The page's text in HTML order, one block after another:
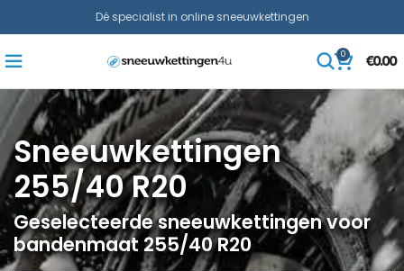
Dé specialist in online sneeuwkettingen
0
€0.00
Sneeuwkettingen
255/40 R20
Geselecteerde sneeuwkettingen voor
bandenmaat 255/40 R20